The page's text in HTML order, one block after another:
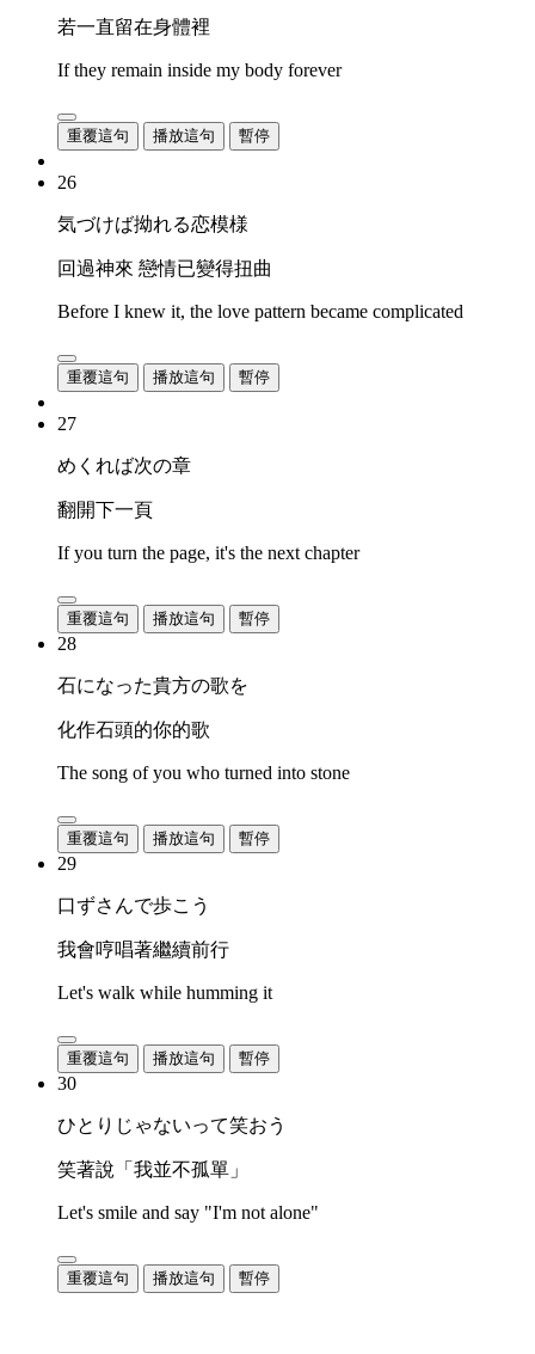
若一直留在身體裡
If they remain inside my body forever
重覆這句 播放這句 暫停
26
気づけば拗れる恋模様
回過神來 戀情已變得扭曲
Before I knew it, the love pattern became complicated
重覆這句 播放這句 暫停
27
めくれば次の章
翻開下一頁
If you turn the page, it's the next chapter
重覆這句 播放這句 暫停
28
石になった貴方の歌を
化作石頭的你的歌
The song of you who turned into stone
重覆這句 播放這句 暫停
29
口ずさんで歩こう
我會哼唱著繼續前行
Let's walk while humming it
重覆這句 播放這句 暫停
30
ひとりじゃないって笑おう
笑著說「我並不孤單」
Let's smile and say "I'm not alone"
重覆這句 播放這句 暫停